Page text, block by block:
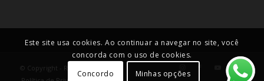
© Copyright - Roselei Francoso
Este site usa cookies. Ao continuar a navegar no site, você
concorda com o uso de cookies.
Concordo
Minhas opções